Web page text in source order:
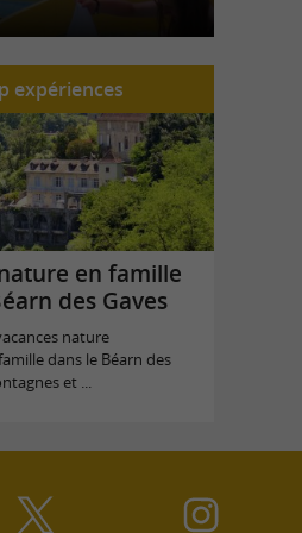
expériences
en famille
des Gaves
nature
dans le Béarn des
et ...